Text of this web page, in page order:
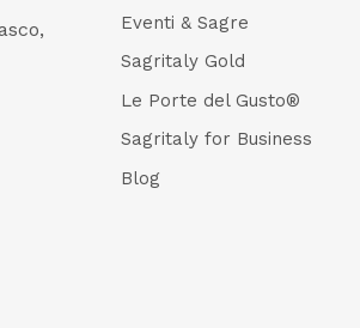
Eventi & Sagre
Sagritaly Gold
Le Porte del Gusto®
Sagritaly for Business
Blog